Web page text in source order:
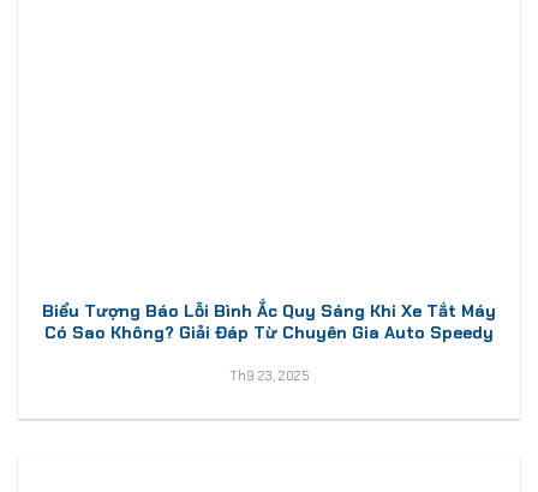
Biểu Tượng Báo Lỗi Bình Ắc Quy Sáng Khi Xe Tắt Máy
Có Sao Không? Giải Đáp Từ Chuyên Gia Auto Speedy
Th9 23, 2025